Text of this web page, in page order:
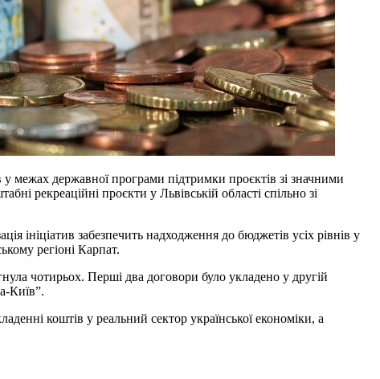
межах державної програми підтримки проєктів зі значними
проєкти у Львівській області спільно зі
ініціатив забезпечить надходження до бюджетів усіх рівнів у
регіоні Карпат.
чотирьох. Перші два договори було укладено у другій
Київ”.
коштів у реальний сектор української економіки, а